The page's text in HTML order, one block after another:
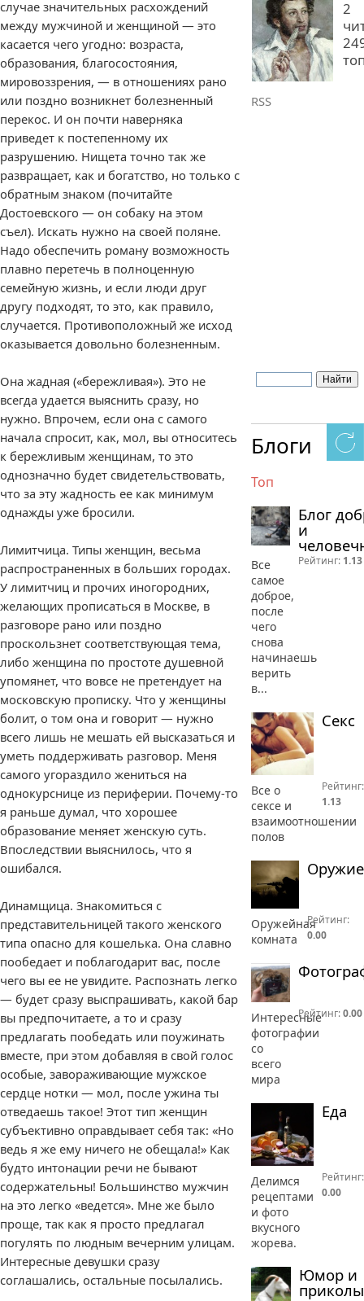
случае значительных расхождений
между мужчиной и женщиной — это
касается чего угодно: возраста,
образования, благосостояния,
мировоззрения, — в отношениях рано
или поздно возникнет болезненный
перекос. И он почти наверняка
приведет к постепенному их
разрушению. Нищета точно так же
развращает, как и богатство, но только с
обратным знаком (почитайте
Достоевского — он собаку на этом
съел). Искать нужно на своей поляне.
Надо обеспечить роману возможность
плавно перетечь в полноценную
семейную жизнь, и если люди друг
другу подходят, то это, как правило,
случается. Противоположный же исход
оказывается довольно болезненным.
Она жадная («бережливая»). Это не
всегда удается выяснить сразу, но
нужно. Впрочем, если она с самого
начала спросит, как, мол, вы относитесь
к бережливым женщинам, то это
однозначно будет свидетельствовать,
что за эту жадность ее как минимум
однажды уже бросили.
Лимитчица. Типы женщин, весьма
распространенных в больших городах.
У лимитчиц и прочих иногородних,
желающих прописаться в Москве, в
разговоре рано или поздно
проскользнет соответствующая тема,
либо женщина по простоте душевной
упомянет, что вовсе не претендует на
московскую прописку. Что у женщины
болит, о том она и говорит — нужно
всего лишь не мешать ей высказаться и
уметь поддерживать разговор. Меня
самого угораздило жениться на
однокурснице из периферии. Почему-то
я раньше думал, что хорошее
образование меняет женскую суть.
Впоследствии выяснилось, что я
ошибался.
Динамщица. Знакомиться с
представительницей такого женского
типа опасно для кошелька. Она славно
пообедает и поблагодарит вас, после
чего вы ее не увидите. Распознать легко
— будет сразу выспрашивать, какой бар
вы предпочитаете, а то и сразу
предлагать пообедать или поужинать
вместе, при этом добавляя в свой голос
особые, завораживающие мужское
сердце нотки — мол, после ужина ты
отведаешь такое! Этот тип женщин
субъективно оправдывает себя так: «Но
ведь я же ему ничего не обещала!» Как
будто интонации речи не бывают
содержательны! Большинство мужчин
на это легко «ведется». Мне же было
проще, так как я просто предлагал
погулять по людным вечерним улицам.
Интересные девушки сразу
соглашались, остальные посылались.
2
RSS
Блоги
Топ
Блог
и
Все
самое
доброе,
после
чего
снова
начинаешь
верить
в...
Рейтинг: 1.13
Секс
Все о
сексе и
взаимоотношении
полов
Рейтинг:
1.13
Оружие
Оружейная
комната
Рейтинг:
0.00
Интересные
фотографии
со
всего
мира
Рейтинг:0.00
Еда
Делимся
рецептами
и фото
вкусного
жорева.
Рейтинг:
0.00
Юмор и
приколы